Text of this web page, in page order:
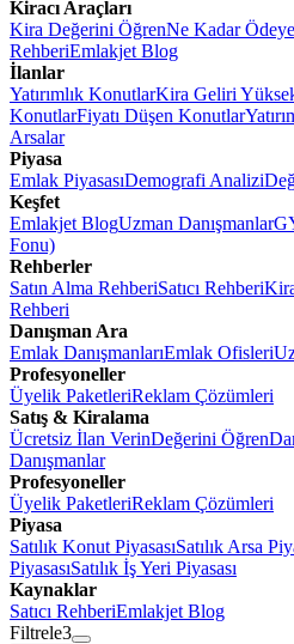
Kiracı Araçları
Kira Değerini ÖğrenNe Kadar
RehberiEmlakjet Blog
İlanlar
Yatırımlık KonutlarKira Geliri
KonutlarFiyatı Düşen Konutlar
Arsalar
Piyasa
Emlak PiyasasıDemografi Analizi
Keşfet
Emlakjet BlogUzman Danışmanlar
Fonu)
Rehberler
Satın Alma RehberiSatıcı Rehberi
Rehberi
Danışman Ara
Emlak DanışmanlarıEmlak Ofisleri
Profesyoneller
Üyelik PaketleriReklam Çözümleri
Satış & Kiralama
Ücretsiz İlan VerinDeğerini Öğren
Danışmanlar
Profesyoneller
Üyelik PaketleriReklam Çözümleri
Piyasa
Satılık Konut PiyasasıSatılık Arsa
PiyasasıSatılık İş Yeri Piyasası
Kaynaklar
Satıcı RehberiEmlakjet Blog
Filtrele3